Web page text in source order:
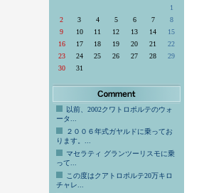
1
2
3 4 5 6 7
8
9
10 11 12 13 14
15
16
17 18 19 20 21
22
23
24 25 26 27 28
29
30
31
以前、2002クワトロポルテのウォ
ータ...
２００６年式ガヤルドに乗ってお
ります。...
マセラティ グランツーリスモに乗
って...
この度はクアトロポルテ20万キロ
チャレ...